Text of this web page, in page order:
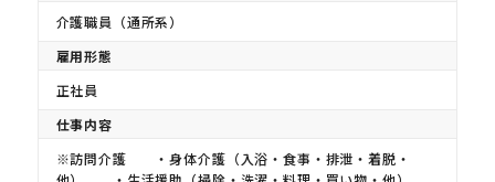
よくある質問
運営会社情報
介護職員（通所系）
雇用形態
正社員
仕事内容
※訪問介護 ・身体介護（入浴・食事・排泄・着脱・